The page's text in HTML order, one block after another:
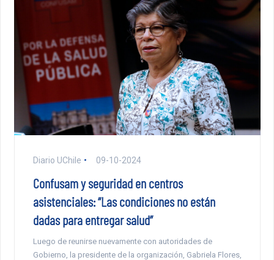
Diario UChile 09-10-2024
Confusam y seguridad en centros
asistenciales: “Las condiciones no están
dadas para entregar salud”
Luego de reunirse nuevamente con autoridades de
Gobierno, la presidente de la organización, Gabriela Flores,